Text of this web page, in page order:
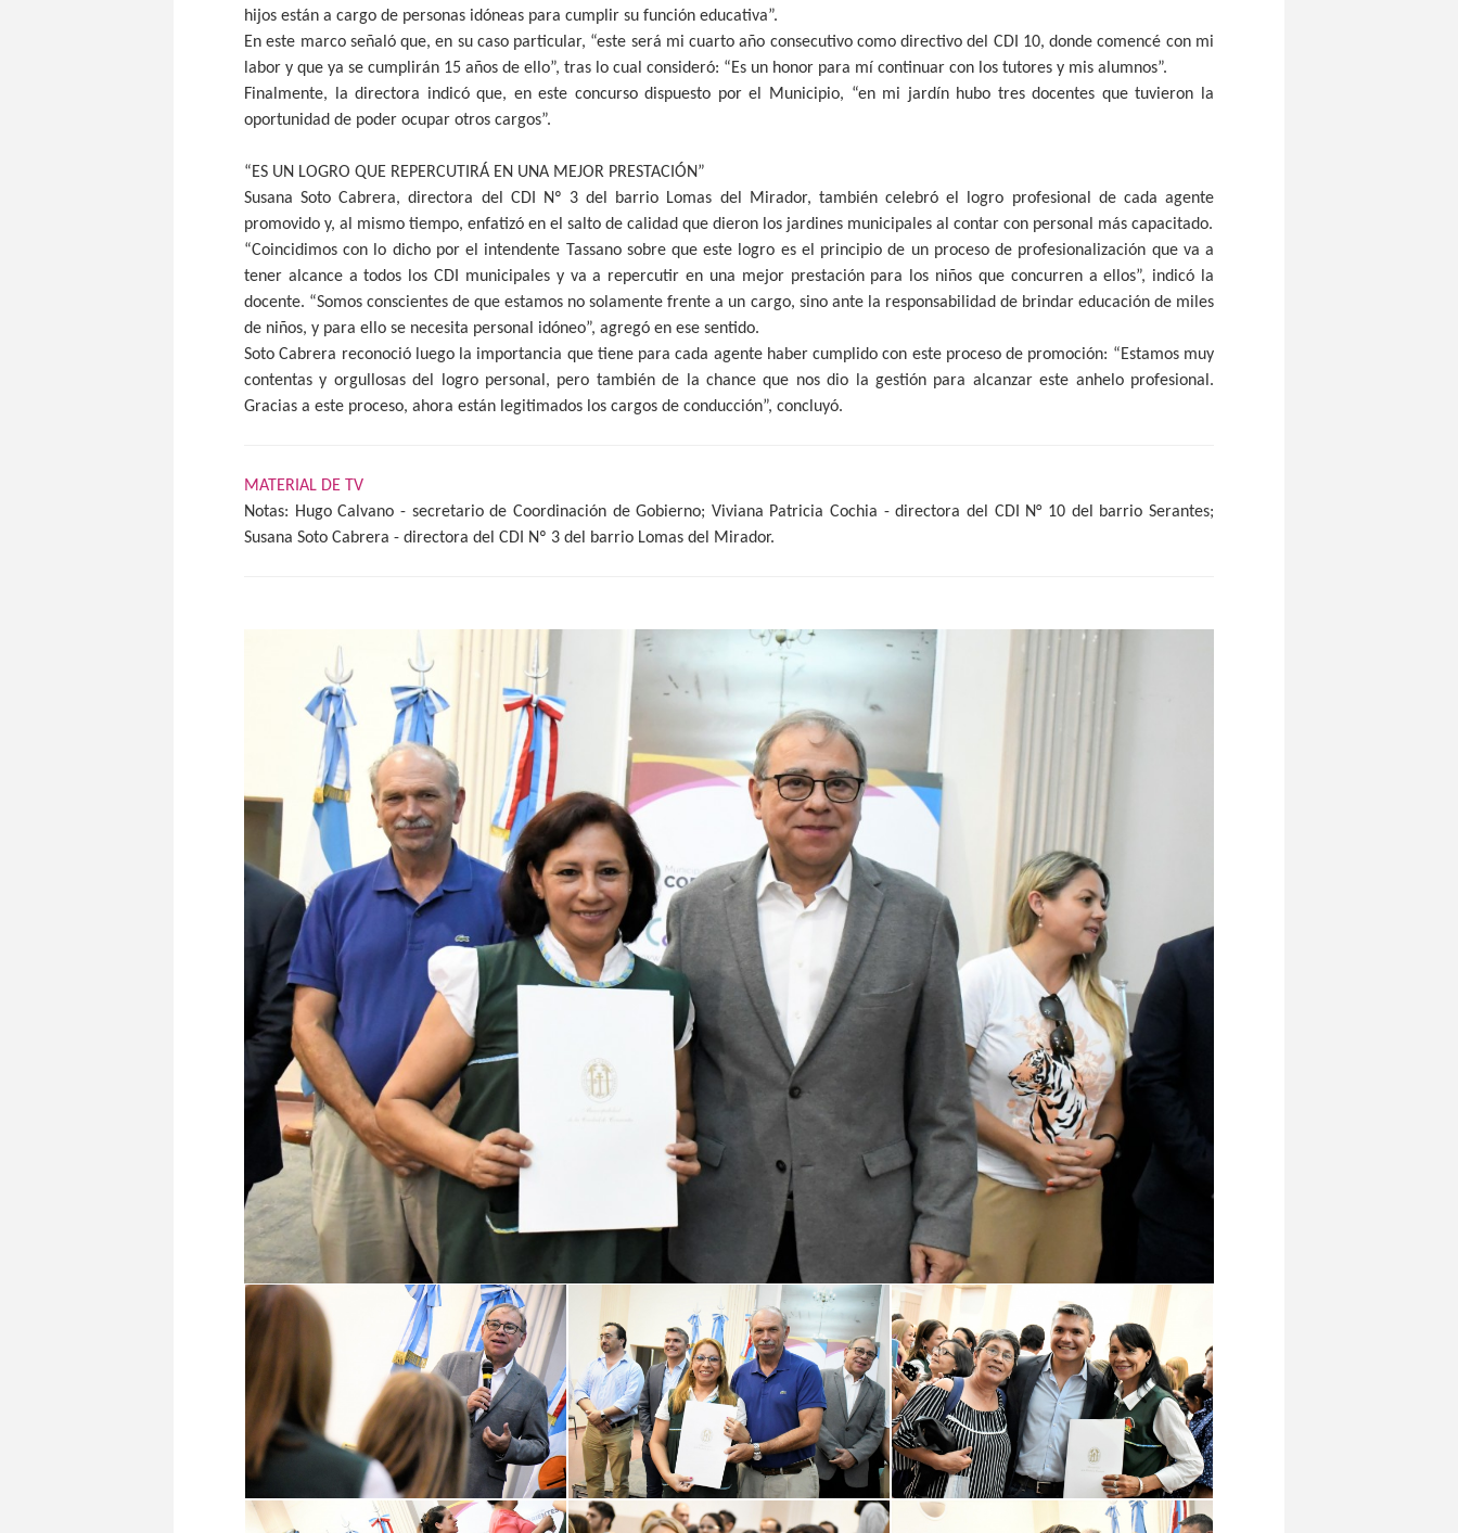
hijos están a cargo de personas idóneas para cumplir su función educativa”.
En este marco señaló que, en su caso particular, “este será mi cuarto año consecutivo como directivo del CDI 10, donde comencé con mi
labor y que ya se cumplirán 15 años de ello”, tras lo cual consideró: “Es un honor para mí continuar con los tutores y mis alumnos”.
Finalmente, la directora indicó que, en este concurso dispuesto por el Municipio, “en mi jardín hubo tres docentes que tuvieron la
oportunidad de poder ocupar otros cargos”.
“ES UN LOGRO QUE REPERCUTIRÁ EN UNA MEJOR PRESTACIÓN”
Susana Soto Cabrera, directora del CDI Nº 3 del barrio Lomas del Mirador, también celebró el logro profesional de cada agente
promovido y, al mismo tiempo, enfatizó en el salto de calidad que dieron los jardines municipales al contar con personal más capacitado.
“Coincidimos con lo dicho por el intendente Tassano sobre que este logro es el principio de un proceso de profesionalización que va a
tener alcance a todos los CDI municipales y va a repercutir en una mejor prestación para los niños que concurren a ellos”, indicó la
docente. “Somos conscientes de que estamos no solamente frente a un cargo, sino ante la responsabilidad de brindar educación de miles
de niños, y para ello se necesita personal idóneo”, agregó en ese sentido.
Soto Cabrera reconoció luego la importancia que tiene para cada agente haber cumplido con este proceso de promoción: “Estamos muy
contentas y orgullosas del logro personal, pero también de la chance que nos dio la gestión para alcanzar este anhelo profesional.
Gracias a este proceso, ahora están legitimados los cargos de conducción”, concluyó.
MATERIAL DE TV
Notas: Hugo Calvano - secretario de Coordinación de Gobierno; Viviana Patricia Cochia - directora del CDI N° 10 del barrio Serantes;
Susana Soto Cabrera - directora del CDI Nº 3 del barrio Lomas del Mirador.